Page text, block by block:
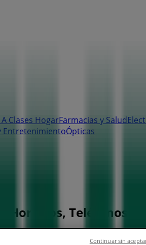
Clases HogarFarmacias y Salud
EntretenimientoÓpticas
Teléfonos y
Continuar sin